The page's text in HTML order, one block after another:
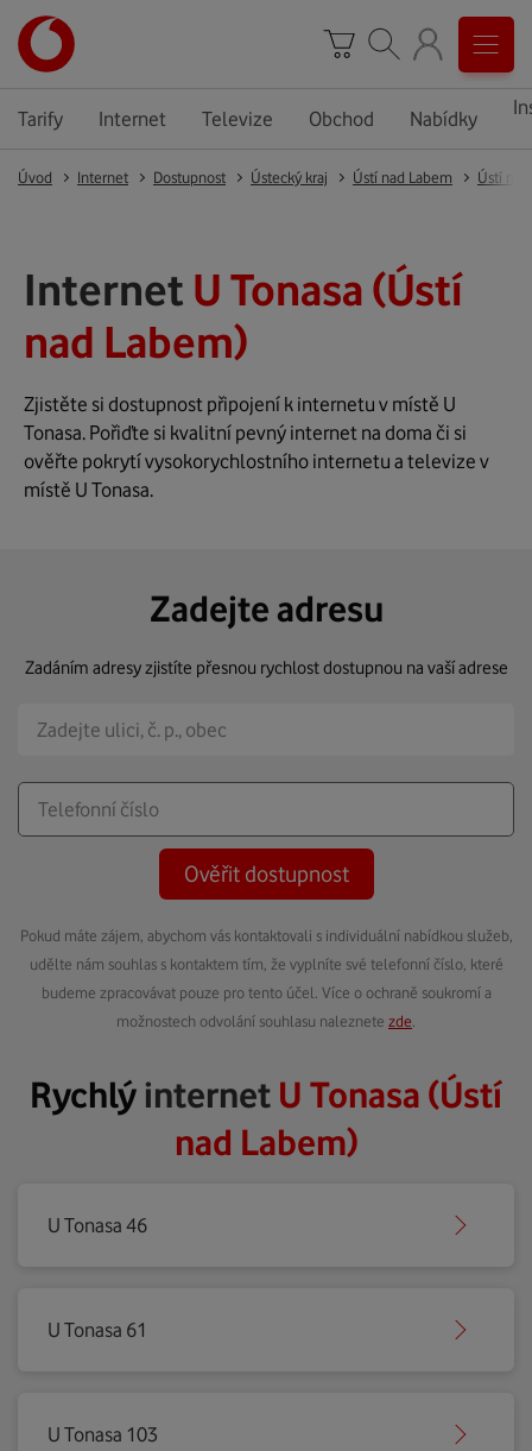
Tarify Internet Televize Obchod Nabídky
Úvod Internet Dostupnost Ústecký kraj Ústí nad Labem Ústí
Internet U Tonasa (Ústí
nad Labem)
Zjistěte si dostupnost připojení k internetu v místě U
Tonasa. Pořiďte si kvalitní pevný internet na doma či si
ověřte pokrytí vysokorychlostního internetu a televize v
místě U Tonasa.
Zadejte adresu
Zadáním adresy zjistíte přesnou rychlost dostupnou na vaší adrese
Ověřit dostupnost
Pokud máte zájem, abychom vás kontaktovali s individuální nabídkou služeb,
udělte nám souhlas s kontaktem tím, že vyplníte své telefonní číslo, které
budeme zpracovávat pouze pro tento účel. Více o ochraně soukromí a
možnostech odvolání souhlasu naleznete zde
Rychlýinternet U Tonasa (Ústí
nad Labem)
U Tonasa 46
U Tonasa 61
U Tonasa 103